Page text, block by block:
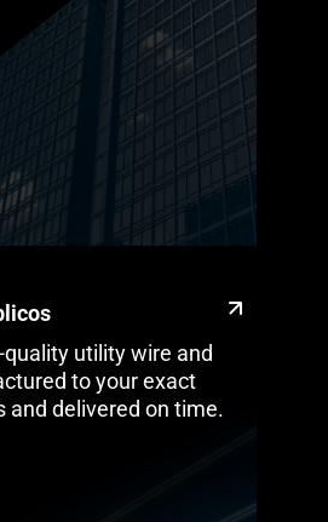
quality utility wire and
to your exact
and delivered on time.